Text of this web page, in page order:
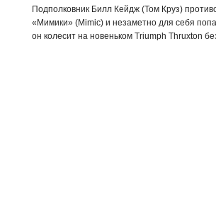
Подполковник Билл Кейдж (Том Круз)
«Мимики» (Mimic) и незаметно для себя
он колесит на новеньком Triumph Thruxton